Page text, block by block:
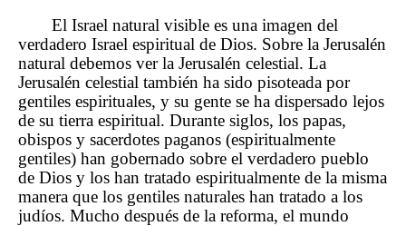
El Israel natural visible es una imagen del
verdadero Israel espiritual de Dios. Sobre la Jerusalén
natural debemos ver la Jerusalén celestial. La
Jerusalén celestial también ha sido pisoteada por
gentiles espirituales, y su gente se ha dispersado lejos
de su tierra espiritual. Durante siglos, los papas,
obispos y sacerdotes paganos (espiritualmente
gentiles) han gobernado sobre el verdadero pueblo
de Dios y los han tratado espiritualmente de la misma
manera que los gentiles naturales han tratado a los
judíos. Mucho después de la reforma, el mundo